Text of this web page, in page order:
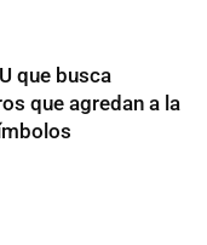
que busca
que agredan a la